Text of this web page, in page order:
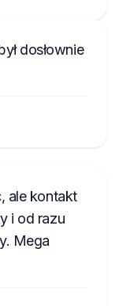
dosłownie
ale kontakt
i od razu
Mega